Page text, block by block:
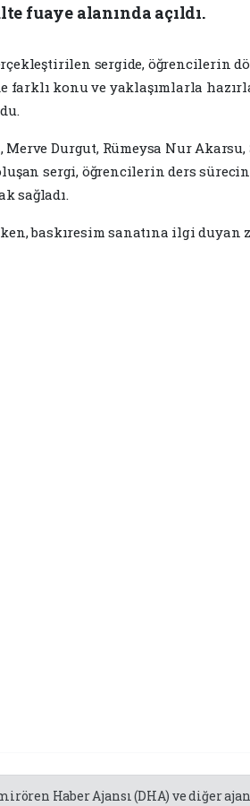
fuaye alanında açıldı.
sergide, öğrencilerin
farklı konu ve yaklaşımlarla
Durgut, Rümeysa Nur Akarsu,
sergi, öğrencilerin ders
sağladı.
baskıresim sanatına ilgi duyan
Haber Ajansı (DHA) ve diğer